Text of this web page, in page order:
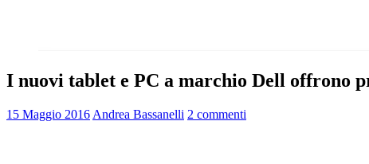
I nuovi tablet e PC a marchio Dell offrono
15 Maggio 2016 Andrea Bassanelli 2 commenti